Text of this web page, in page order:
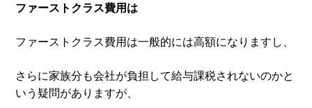
ファーストクラス費用は
ファーストクラス費用は一般的には高額になりますし、
さらに家族分も会社が負担して給与課税されないのかと
いう疑問がありますが、